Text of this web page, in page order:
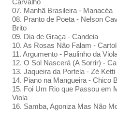
Carvalho
07. Manhã Brasileira - Manacéa
08. Pranto de Poeta - Nelson
Brito
09. Dia de Graça - Candeia
10. As Rosas Não Falam -
11. Argumento - Paulinho da
12. O Sol Nascerá (A Sorrir) -
13. Jaqueira da Portela - Zé Ketti
14. Piano na Mangueira - Chico
15. Foi Um Rio que Passou em
Viola
16. Samba, Agoniza Mas Não